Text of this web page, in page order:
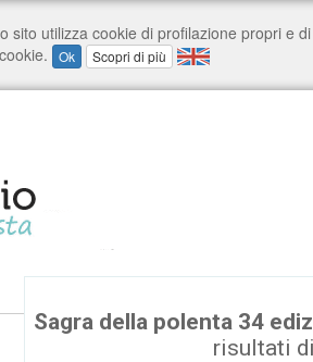
Sagra della polenta 34
risultati